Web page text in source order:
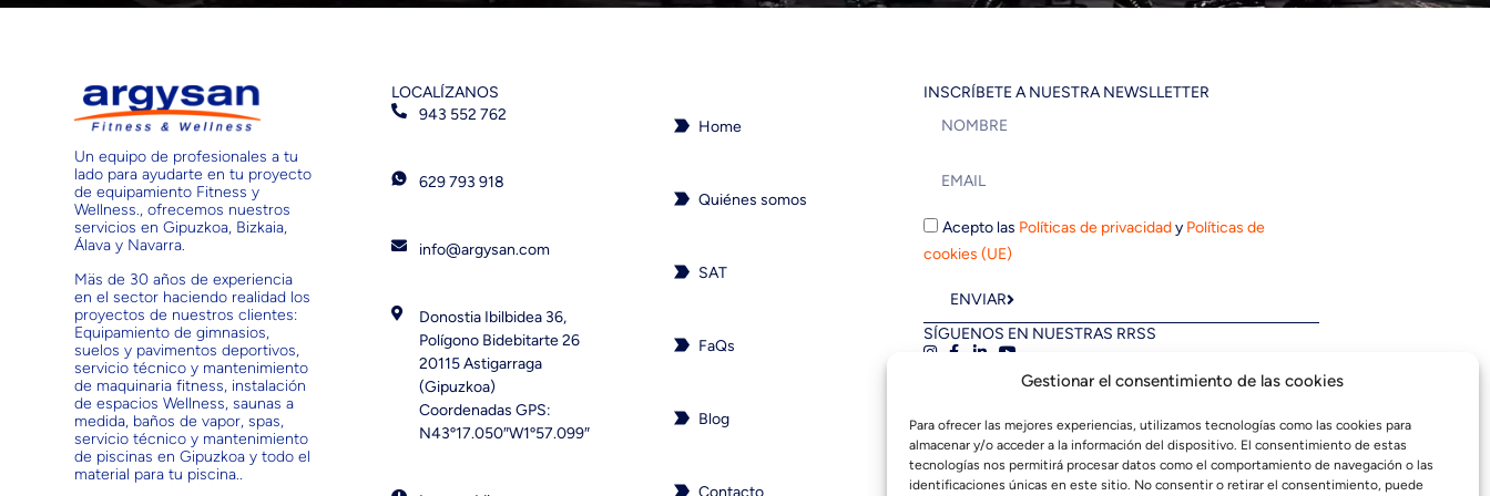
Gestionar el consentimiento de las cookies
Para ofrecer las mejores experiencias, utilizamos tecnologías como las cookies para
almacenar y/o acceder a la información del dispositivo. El consentimiento de estas
tecnologías nos permitirá procesar datos como el comportamiento de navegación o las
identificaciones únicas en este sitio. No consentir o retirar el consentimiento, puede
Un equipo de profesionales a tu
lado para ayudarte en tu proyecto
de equipamiento Fitness y
Wellness., ofrecemos nuestros
servicios en Gipuzkoa, Bizkaia,
Álava y Navarra.
Mäs de 30 años de experiencia
en el sector haciendo realidad los
proyectos de nuestros clientes:
Equipamiento de gimnasios,
suelos y pavimentos deportivos,
servicio técnico y mantenimiento
de maquinaria fitness, instalación
de espacios Wellness, saunas a
medida, baños de vapor, spas,
servicio técnico y mantenimiento
de piscinas en Gipuzkoa y todo el
material para tu piscina..
LOCALÍZANOS
943 552 762
629 793 918
info@argysan.com
Donostia Ibilbidea 36,
Polígono Bidebitarte 26
20115 Astigarraga
(Gipuzkoa)
Coordenadas GPS:
N43º17.050″W1º57.099″
Home
Quiénes somos
SAT
FaQs
Blog
Contacto
INSCRÍBETE A NUESTRA NEWSLLETTER
Acepto las Políticas de privacidady Políticas de
cookies (UE)
ENVIAR
SÍGUENOS EN NUESTRAS RRSS